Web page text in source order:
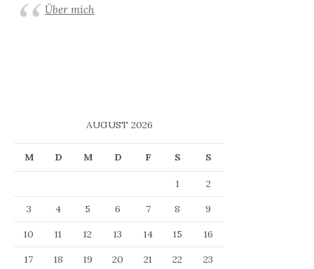
Über mich
AUGUST 2026
M D M D F S S
1
2
3
4 5 6 7 8
9
10
11 12 13 14 15
16
17
18 19 20 21 22 23